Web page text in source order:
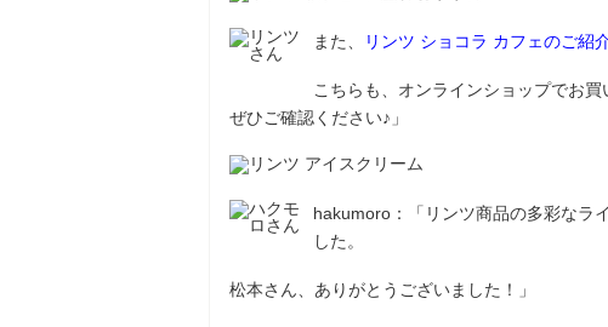
また、 リンツ ショコラ カフェのご紹
こちらも、オンラインショップでお買
ぜひご確認ください♪」
hakumoro：「リンツ商品の多彩なラ
した。
松本さん、ありがとうございました！」